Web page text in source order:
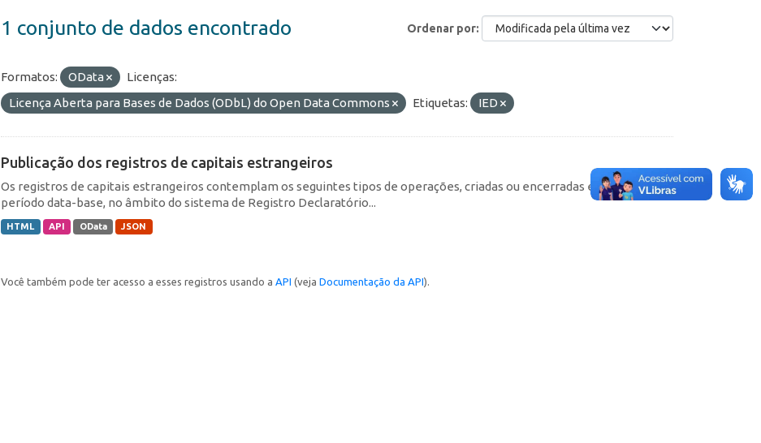
Ordenar por
1 conjunto de dados encontrado
Formatos: OData
Licenças:
Licença Aberta para Bases de Dados (ODbL) do Open Data Commons
Etiquetas: IED
Publicação dos registros de capitais estrangeiros
Os registros de capitais estrangeiros contemplam os seguintes tipos de operações, criadas ou encerradas em cada
período data-base, no âmbito do sistema de Registro Declaratório...
HTML API OData JSON
Você também pode ter acesso a esses registros usando a API (veja Documentação da API).